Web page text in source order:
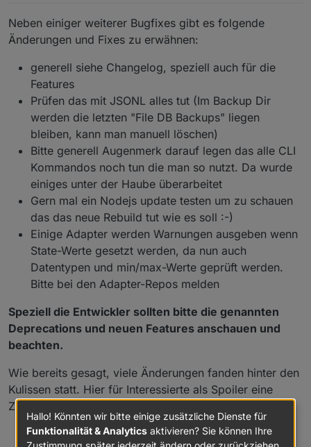
Neben einiger weiterer Bugfixes gibt es folgende
Änderungen und Fixes zu erwähnen:
generell siehe Changelog, speziell auch für die
Features
Prüfen das mit JSONL alles tut (Im Backup Dir
werden die letzten "File DB Backups" liegen
bleiben, kann man manuell löschen)
Bitte generell Augenmerk darauf legen das alle CLI
Kommandos noch tun die man so nutzt. Da wurde
einiges unter der Haube überarbeitet
Gern mal ein Nodejs update testen um zu schauen
das das neue Rebuild tut wie es soll :-)
Einige Adapter werden Warnungen ausgeben wenn
State-Werte gesetzt werden, da nun auch
Datentypen und min/max-Werte geprüft werden.
Bitte bei den Adapter-Repos melden
Speziell die Entwickler sollten bitte die genannten
Deprecations und neuen Features anschauen und
beachten.
Wie bereits gesagt, viele Änderungen fanden hinter den
Kulissen statt. Hier für Interessierte als Spoiler eine
Zusammenfassung:
Spoiler
Hallo! Könnten wir bitte einige zusätzliche Dienste für
Funktionalität & Analytics aktivieren? Sie können Ihre